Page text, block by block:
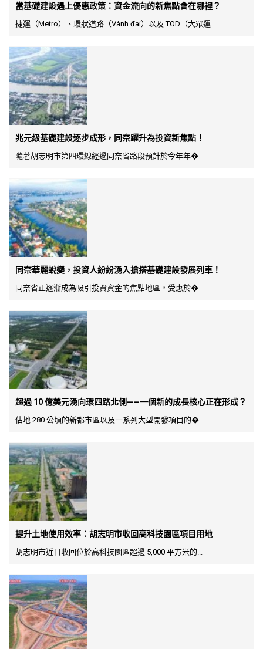
當基礎建設遇上優惠政策：資金流向的新焦點會在哪裡？
捷運（Metro）、環狀道路（Vành đai）以及 TOD（大眾運...
兆元級基礎建設逐步成形，同奈躍升為投資新焦點！
隨著胡志明市第四環線經過同奈省路段預計於今年年�...
同奈華麗蛻變，投資人紛紛湧入搶搭基礎建設發展列車！
同奈省正逐漸成為吸引投資資金的焦點地區，受惠於�...
超過 10 億美元湧向環四路北側——一個新的成長核心正在形成？
佔地 280 公頃的新都市區以及一系列大型開發項目的�...
提升土地使用效率：胡志明市收回高科技園區項目用地
胡志明市近日收回位於高科技園區超過 5,000 平方米的...